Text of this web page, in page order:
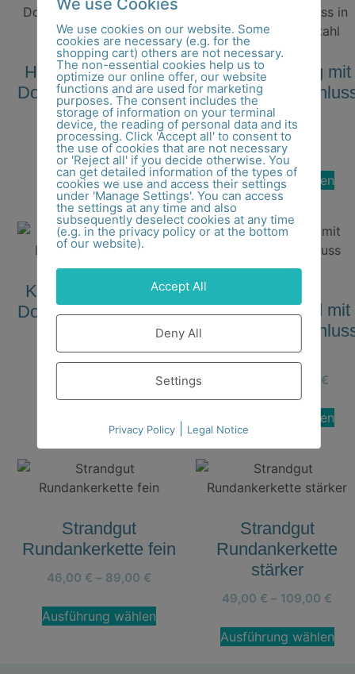
Halsreif 3-reihig mit
Doppelclipverschluss
aus Edelstahl
49,00€
Ausführung wählen
Halsreif 3-reihig mit
in bicolor
54,00
Ausführung wählen
Kautschukband mit
Doppelclipverschluss
Kautschukband mit
stärker
€
Ausführung wählen
Strandgut
Rundankerkette fein
46,00 € – 89,00 €
Ausführung wählen
Strandgut
Rundankerkette
stärker
49,00 € – 109,00 €
Ausführung wählen
We use cookies on our website. Some
cookies are necessary (e.g. for the
shopping cart) others are not necessary.
The non-essential cookies help us to
optimize our online offer, our website
functions and are used for marketing
purposes. The consent includes the
storage of information on your terminal
device, the reading of personal data and its
processing. Click 'Accept all' to consent to
the use of cookies that are not necessary
or 'Reject all' if you decide otherwise. You
can get detailed information of the types of
cookies we use and access their settings
under 'Manage Settings'. You can access
the settings at any time and also
subsequently deselect cookies at any time
(e.g. in the privacy policy or at the bottom
of our website).
Accept All
Deny All
Settings
Privacy Policy Legal Notice